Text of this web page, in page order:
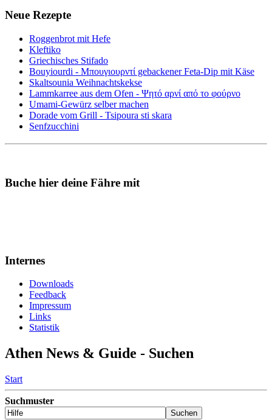
Neue Rezepte
Roggenbrot mit Hefe
Kleftiko
Griechisches Stifado
Bouyiourdi - Μπουγιουρντί gebackener Feta-Dip mit Käse
Skaltsounia Weihnachtskekse
Lammkarree aus dem Ofen - Ψητό αρνί από το φούρνο
Umami-Gewürz selber machen
Dorade vom Grill - Tsipoura sti skara
Senfzucchini
Buche hier deine Fähre mit
Internes
Downloads
Feedback
Impressum
Links
Statistik
Athen News & Guide - Suchen
Start
Suchmuster